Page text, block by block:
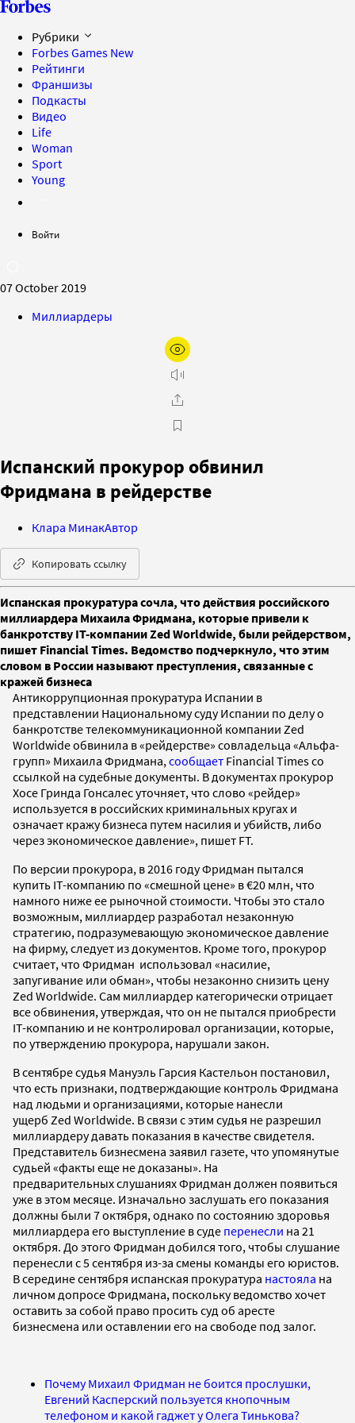
Рубрики
Forbes Games New
Рейтинги
Франшизы
Подкасты
Видео
Life
Woman
Sport
Young
Войти
07 October 2019
Миллиардеры
Испанский прокурор обвинил
Фридмана в рейдерстве
Клара МинакАвтор
Копировать ссылку
Испанская прокуратура сочла, что действия российского
миллиардера Михаила Фридмана, которые привели к
банкротству IT-компании Zed Worldwide, были рейдерством,
пишет Financial Times. Ведомство подчеркнуло, что этим
словом в России называют преступления, связанные с
кражей бизнеса
Антикоррупционная прокуратура Испании в
представлении Национальному суду Испании по делу о
банкротстве телекоммуникационной компании Zed
Worldwide обвинила в «рейдерстве» совладельца «Альфа-
групп» Михаила Фридмана, сообщает Financial Times со
ссылкой на судебные документы. В документах прокурор
Хосе Гринда Гонсалес уточняет, что слово «рейдер»
используется в российских криминальных кругах и
означает кражу бизнеса путем насилия и убийств, либо
через экономическое давление», пишет FT.
По версии прокурора, в 2016 году Фридман пытался
купить IT-компанию по «смешной цене» в €20 млн, что
намного ниже ее рыночной стоимости. Чтобы это стало
возможным, миллиардер разработал незаконную
стратегию, подразумевающую экономическое давление
на фирму, следует из документов. Кроме того, прокурор
считает, что Фридман использовал «насилие,
запугивание или обман», чтобы незаконно снизить цену
Zed Worldwide. Сам миллиардер категорически отрицает
все обвинения, утверждая, что он не пытался приобрести
IT-компанию и не контролировал организации, которые,
по утверждению прокурора, нарушали закон.
В сентябре судья Мануэль Гарсия Кастельон постановил,
что есть признаки, подтверждающие контроль Фридмана
над людьми и организациями, которые нанесли
ущерб Zed Worldwide. В связи с этим судья не разрешил
миллиардеру давать показания в качестве свидетеля.
Представитель бизнесмена заявил газете, что упомянутые
судьей «факты еще не доказаны». На
предварительных слушаниях Фридман должен появиться
уже в этом месяце. Изначально заслушать его показания
должны были 7 октября, однако по состоянию здоровья
миллиардера его выступление в суде перенесли на 21
октября. До этого Фридман добился того, чтобы слушание
перенесли с 5 сентября из-за смены команды его юристов.
В середине сентября испанская прокуратура настояла на
личном допросе Фридмана, поскольку ведомство хочет
оставить за собой право просить суд об аресте
бизнесмена или оставлении его на свободе под залог.
Почему Михаил Фридман не боится прослушки,
Евгений Касперский пользуется кнопочным
телефоном и какой гаджет у Олега Тинькова?